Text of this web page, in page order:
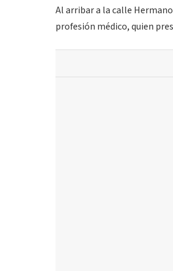
Al arribar a la calle
profesión médico, quien